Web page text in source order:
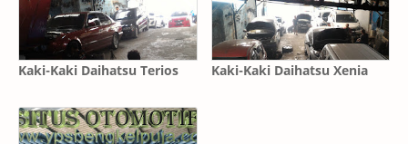
Kaki-Kaki Daihatsu Terios Kaki-Kaki Daihatsu Xenia